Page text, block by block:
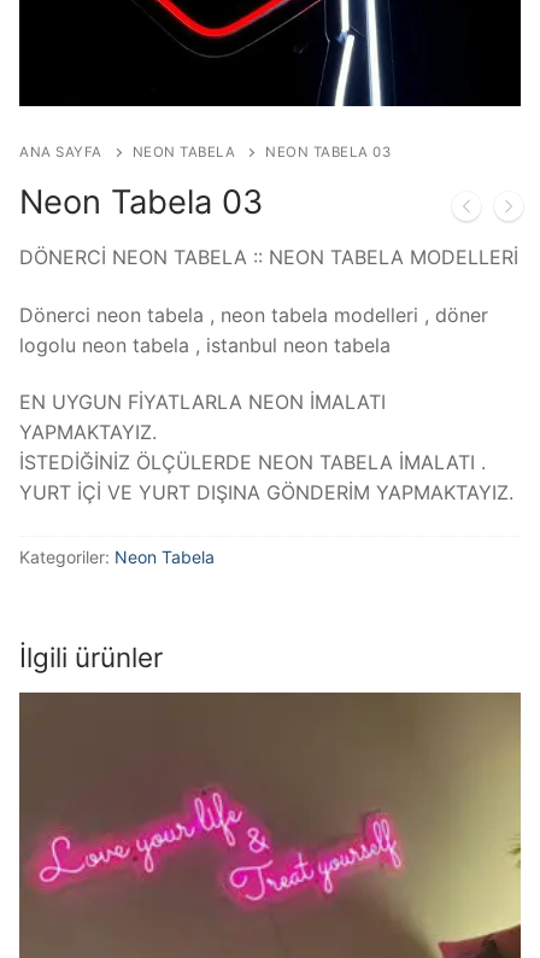
ANA SAYFA NEON TABELA NEON TABELA 03
Neon Tabela 03
DÖNERCİ NEON TABELA :: NEON TABELA MODELLERİ
Dönerci neon tabela , neon tabela modelleri , döner
logolu neon tabela , istanbul neon tabela
EN UYGUN FİYATLARLA NEON İMALATI
YAPMAKTAYIZ.
İSTEDİĞİNİZ ÖLÇÜLERDE NEON TABELA İMALATI .
YURT İÇİ VE YURT DIŞINA GÖNDERİM YAPMAKTAYIZ.
Kategoriler: Neon Tabela
İlgili ürünler